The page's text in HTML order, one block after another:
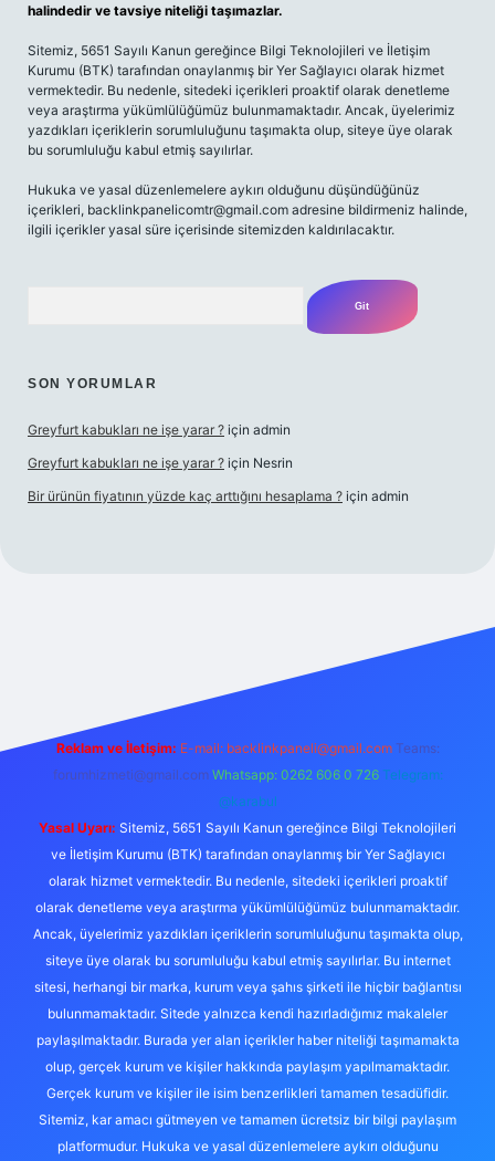
halindedir ve tavsiye niteliği taşımazlar.
Sitemiz, 5651 Sayılı Kanun gereğince Bilgi Teknolojileri ve İletişim
Kurumu (BTK) tarafından onaylanmış bir Yer Sağlayıcı olarak hizmet
vermektedir. Bu nedenle, sitedeki içerikleri proaktif olarak denetleme
veya araştırma yükümlülüğümüz bulunmamaktadır. Ancak, üyelerimiz
yazdıkları içeriklerin sorumluluğunu taşımakta olup, siteye üye olarak
bu sorumluluğu kabul etmiş sayılırlar.
Hukuka ve yasal düzenlemelere aykırı olduğunu düşündüğünüz
içerikleri, backlinkpanelicomtr@gmail.com adresine bildirmeniz halinde,
ilgili içerikler yasal süre içerisinde sitemizden kaldırılacaktır.
SON YORUMLAR
Greyfurt kabukları ne işe yarar ? için admin
Greyfurt kabukları ne işe yarar ? için Nesrin
Bir ürünün fiyatının yüzde kaç arttığını hesaplama ? için admin
m elexbet
Reklam ve İletişim: E-mail: backlinkpaneli@gmail.com Teams:
forumhizmeti@gmail.com Whatsapp: 0262 606 0 726 Telegram:
@karabul
Yasal Uyarı: Sitemiz, 5651 Sayılı Kanun gereğince Bilgi Teknolojileri
ve İletişim Kurumu (BTK) tarafından onaylanmış bir Yer Sağlayıcı
olarak hizmet vermektedir. Bu nedenle, sitedeki içerikleri proaktif
olarak denetleme veya araştırma yükümlülüğümüz bulunmamaktadır.
Ancak, üyelerimiz yazdıkları içeriklerin sorumluluğunu taşımakta olup,
siteye üye olarak bu sorumluluğu kabul etmiş sayılırlar. Bu internet
sitesi, herhangi bir marka, kurum veya şahıs şirketi ile hiçbir bağlantısı
bulunmamaktadır. Sitede yalnızca kendi hazırladığımız makaleler
paylaşılmaktadır. Burada yer alan içerikler haber niteliği taşımamakta
olup, gerçek kurum ve kişiler hakkında paylaşım yapılmamaktadır.
Gerçek kurum ve kişiler ile isim benzerlikleri tamamen tesadüfidir.
Sitemiz, kar amacı gütmeyen ve tamamen ücretsiz bir bilgi paylaşım
platformudur. Hukuka ve yasal düzenlemelere aykırı olduğunu